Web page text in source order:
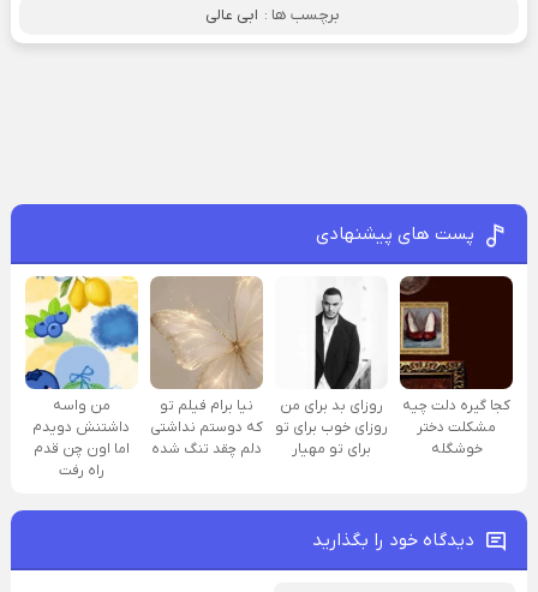
برچسب ها : ابی عالی
پست های پیشنهادی
کجا گیره دلت چیه
مشکلت دختر
خوشگله
روزای بد برای من
روزای خوب برای تو
برای تو مهیار
نیا برام فیلم تو
که دوستم نداشتی
دلم چقد تنگ شده
من واسه
داشتنش دویدم
اما اون چن قدم
راه رفت
دیدگاه خود را بگذارید